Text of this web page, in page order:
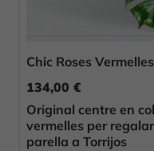
Chic Roses Vermelles
134,00 €
Original centre en
vermelles per
parella a Torrijos